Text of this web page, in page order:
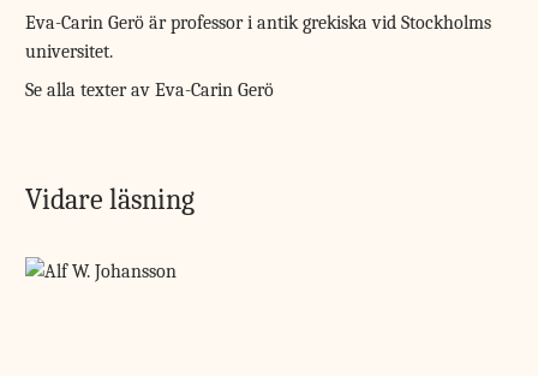
Eva-Carin Gerö är professor i antik grekiska vid Stockholms
universitet.
Se alla texter av Eva-Carin Gerö
Vidare läsning